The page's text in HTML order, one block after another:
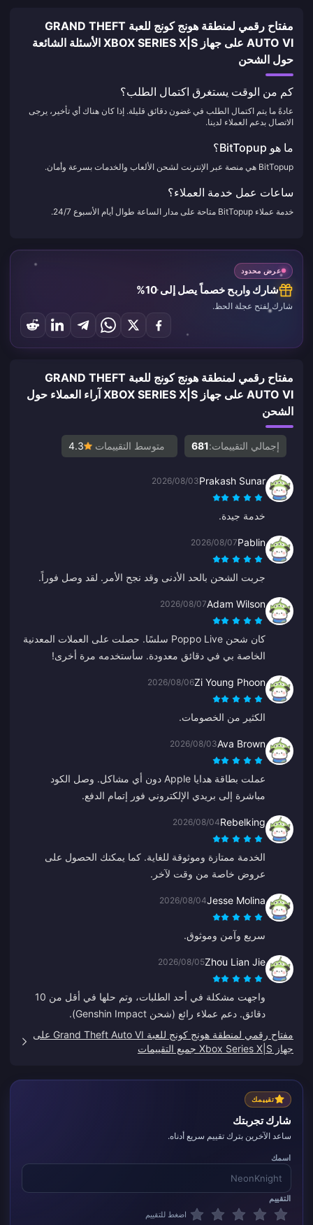
مفتاح رقمي لمنطقة هونج كونج للعبة GRAND THEFT
AUTO VI على جهاز XBOX SERIES X|S الأسئلة الشائعة
حول الشحن
كم من الوقت يستغرق اكتمال الطلب؟
عادةً ما يتم اكتمال الطلب في غضون دقائق قليلة. إذا كان هناك أي تأخير، يرجى
الاتصال بدعم العملاء لدينا.
ما هو BitTopup؟
BitTopup هي منصة عبر الإنترنت لشحن الألعاب والخدمات بسرعة وأمان.
ساعات عمل خدمة العملاء؟
خدمة عملاء BitTopup متاحة على مدار الساعة طوال أيام الأسبوع 24/7.
عرض محدود
شارك واربح خصماً يصل إلى 10%
شارك لفتح عجلة الحظ.
مفتاح رقمي لمنطقة هونج كونج للعبة GRAND THEFT
AUTO VI على جهاز XBOX SERIES X|S آراء العملاء حول
الشحن
إجمالي التقييمات:681 متوسط التقييمات 4.3
Prakash Sunar
2026/08/03
خدمة جيدة.
Pablin
2026/08/07
جربت الشحن بالحد الأدنى وقد نجح الأمر. لقد وصل فوراً.
Adam Wilson
2026/08/07
كان شحن Poppo Live سلسًا. حصلت على العملات المعدنية
الخاصة بي في دقائق معدودة. سأستخدمه مرة أخرى!
Zi Young Phoon
2026/08/06
الكثير من الخصومات.
Ava Brown
2026/08/03
عملت بطاقة هدايا Apple دون أي مشاكل. وصل الكود
مباشرة إلى بريدي الإلكتروني فور إتمام الدفع.
Rebelking
2026/08/04
الخدمة ممتازة وموثوقة للغاية. كما يمكنك الحصول على
عروض خاصة من وقت لآخر.
Jesse Molina
2026/08/04
سريع وآمن وموثوق.
Zhou Lian Jie
2026/08/05
واجهت مشكلة في أحد الطلبات، وتم حلها في أقل من 10
دقائق. دعم عملاء رائع (شحن Genshin Impact).
مفتاح رقمي لمنطقة هونج كونج للعبة Grand Theft Auto VI على
جهاز Xbox Series X|S جميع التقييمات
تقييمك
شارك تجربتك
ساعد الآخرين بترك تقييم سريع أدناه.
اسمك
التقييم
اضغط للتقييم